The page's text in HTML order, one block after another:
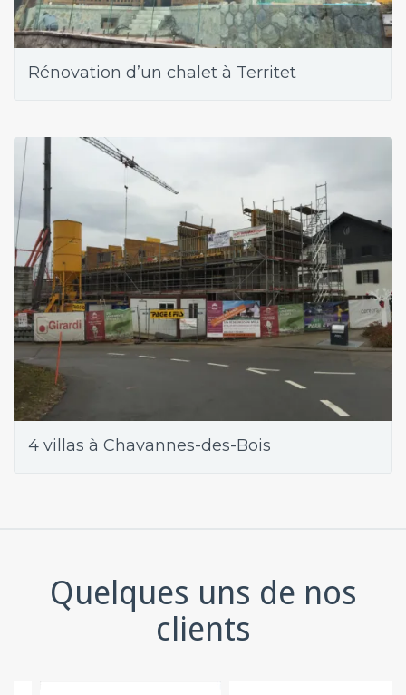
Rénovation d’un chalet à Territet
4 villas à Chavannes-des-Bois
Quelques uns de nos
clients